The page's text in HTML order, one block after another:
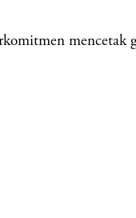
mencetak